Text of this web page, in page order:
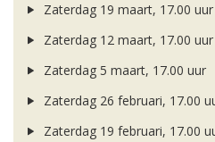
Zaterdag 19 maart, 17.00 uur
Zaterdag 12 maart, 17.00 uur
Zaterdag 5 maart, 17.00 uur
Zaterdag 26 februari, 17.00
Zaterdag 19 februari, 17.00